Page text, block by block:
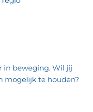
in beweging. Wil jij
mogelijk te houden?